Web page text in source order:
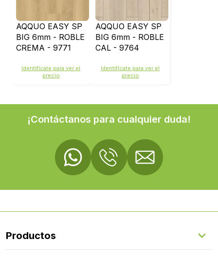
AQQUO EASY SP
BIG 6mm - ROBLE
CREMA - 9771
Identifícate para ver el
precio
AQQUO EASY SP
BIG 6mm - ROBLE
CAL - 9764
Identifícate para ver el
precio
¡Contáctanos para cualquier duda!
Productos